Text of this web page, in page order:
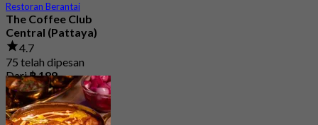
Restoran Berantai
The Coffee Club
Central (Pattaya)
4.7
75 telah dipesan
Dari฿ 189